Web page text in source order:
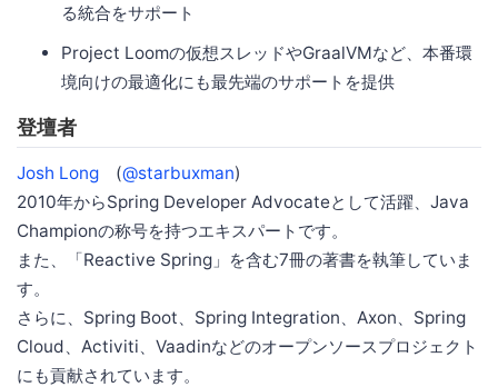
る統合をサポート
Project Loomの仮想スレッドやGraalVMなど、本番環
境向けの最適化にも最先端のサポートを提供
登壇者
Josh Long (@starbuxman)
2010年からSpring Developer Advocateとして活躍、Java
Championの称号を持つエキスパートです。
また、「Reactive Spring」を含む7冊の著書を執筆していま
す。
さらに、Spring Boot、Spring Integration、Axon、Spring
Cloud、Activiti、Vaadinなどのオープンソースプロジェクト
にも貢献されています。